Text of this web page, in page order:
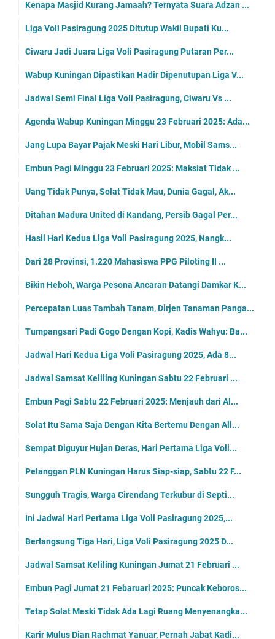
Kenapa Masjid Kurang Jamaah? Ternyata Suara Adzan ...
Liga Voli Pasiragung 2025 Ditutup Wakil Bupati Ku...
Ciwaru Jadi Juara Liga Voli Pasiragung Putaran Per...
Wabup Kuningan Dipastikan Hadir Dipenutupan Liga V...
Jadwal Semi Final Liga Voli Pasiragung, Ciwaru Vs ...
Agenda Wabup Kuningan Minggu 23 Februari 2025: Ada...
Jang Lupa Bayar Pajak Meski Hari Libur, Mobil Sams...
Embun Pagi Minggu 23 Februari 2025: Maksiat Tidak ...
Uang Tidak Punya, Solat Tidak Mau, Dunia Gagal, Ak...
Ditahan Madura United di Kandang, Persib Gagal Per...
Hasil Hari Kedua Liga Voli Pasiragung 2025, Nangk...
Dari 28 Provinsi, 1.220 Mahasiswa PPG Piloting II ...
Bikin Heboh, Warga Pesona Ancaran Datangi Damkar K...
Percepatan Luas Tambah Tanam, Dirjen Tanaman Panga...
Tumpangsari Padi Gogo Dengan Kopi, Kadis Wahyu: Ba...
Jadwal Hari Kedua Liga Voli Pasiragung 2025, Ada 8...
Jadwal Samsat Keliling Kuningan Sabtu 22 Februari ...
Embun Pagi Sabtu 22 Februari 2025: Menjauh dari Al...
Solat Itu Sama Saja Dengan Kita Bertemu Dengan All...
Sempat Diguyur Hujan Deras, Hari Pertama Liga Voli...
Pelanggan PLN Kuningan Harus Siap-siap, Sabtu 22 F...
Sungguh Tragis, Warga Cirendang Terkubur di Septi...
Ini Jadwal Hari Pertama Liga Voli Pasiragung 2025,...
Berlangsung Tiga Hari, Liga Voli Pasiragung 2025 D...
Jadwal Samsat Keliling Kuningan Jumat 21 Februari ...
Embun Pagi Jumat 21 Febaruari 2025: Puncak Keboros...
Tetap Solat Meski Tidak Ada Lagi Ruang Menyenangka...
Karir Mulus Dian Rachmat Yanuar, Pernah Jabat Kadi...